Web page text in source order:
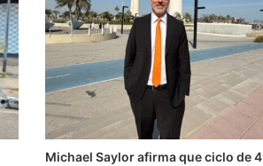
Michael Saylor afirma que ciclo de 4